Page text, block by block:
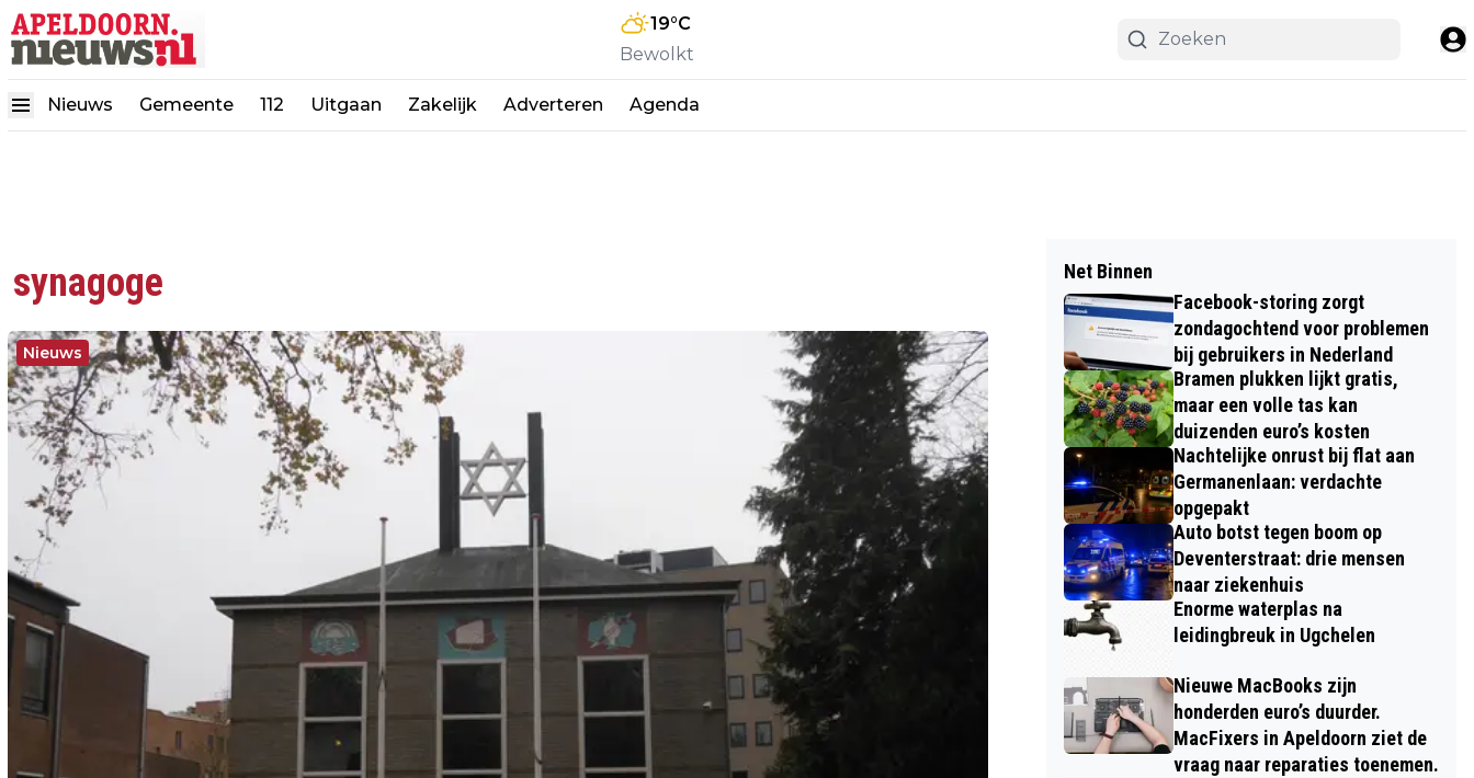
19°C
Bewolkt
Nieuws Gemeente 112 Uitgaan Zakelijk Adverteren Agenda
synagoge
Nieuws
Net Binnen
Facebook-storing zorgt
zondagochtend voor problemen
bij gebruikers in Nederland
Bramen plukken lijkt gratis,
maar een volle tas kan
duizenden euro’s kosten
Nachtelijke onrust bij flat aan
Germanenlaan: verdachte
opgepakt
Auto botst tegen boom op
Deventerstraat: drie mensen
naar ziekenhuis
Enorme waterplas na
leidingbreuk in Ugchelen
Nieuwe MacBooks zijn
honderden euro’s duurder.
MacFixers in Apeldoorn ziet de
vraag naar reparaties toenemen.